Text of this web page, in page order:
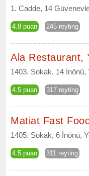
1. Cadde, 14
4.8 puan 245 reyting
Ala Restaurant,
1403. Sokak, 14 İnönü,
4.5 puan 317 reyting
Matiat Fast
1405. Sokak, 6 İnönü,
4.5 puan 311 reyting